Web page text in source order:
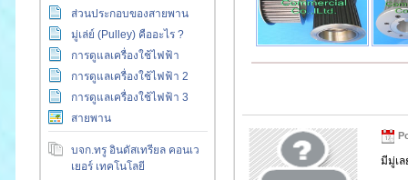
ส่วนประกอบของสายพาน
มู่เล่ย์ (Pulley) คืออะไร ?
การดูแลเครื่องใช้ไฟฟ้า
การดูแลเครื่องใช้ไฟฟ้า 2
การดูแลเครื่องใช้ไฟฟ้า 3
สายพาน
บจก.ทรู อินดัสเทรียล คอนเว
เยอร์ เทคโนโลยี
มีมู่เ